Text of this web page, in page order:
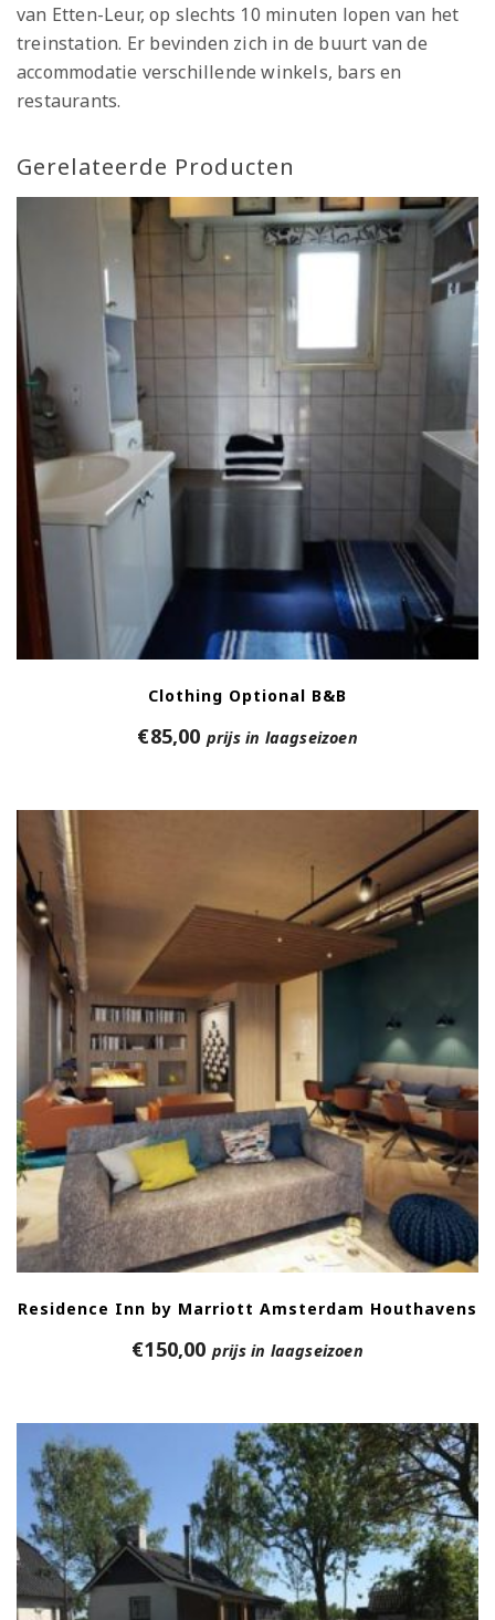
van Etten-Leur, op slechts 10 minuten lopen van het
treinstation. Er bevinden zich in de buurt van de
accommodatie verschillende winkels, bars en
restaurants.
Gerelateerde Producten
Clothing Optional B&B
€85,00 prijs in laagseizoen
Residence Inn by Marriott Amsterdam Houthavens
€150,00 prijs in laagseizoen